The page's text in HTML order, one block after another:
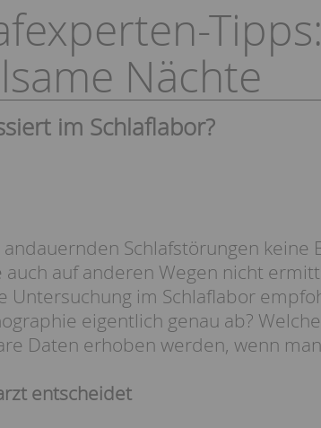
Nächte
im Schlaflabor?
Schlafstörungen
auch auf anderen Wegen nicht
Untersuchung im Schlaflabor
eigentlich genau ab?
Daten erhoben werden, wenn
entscheidet